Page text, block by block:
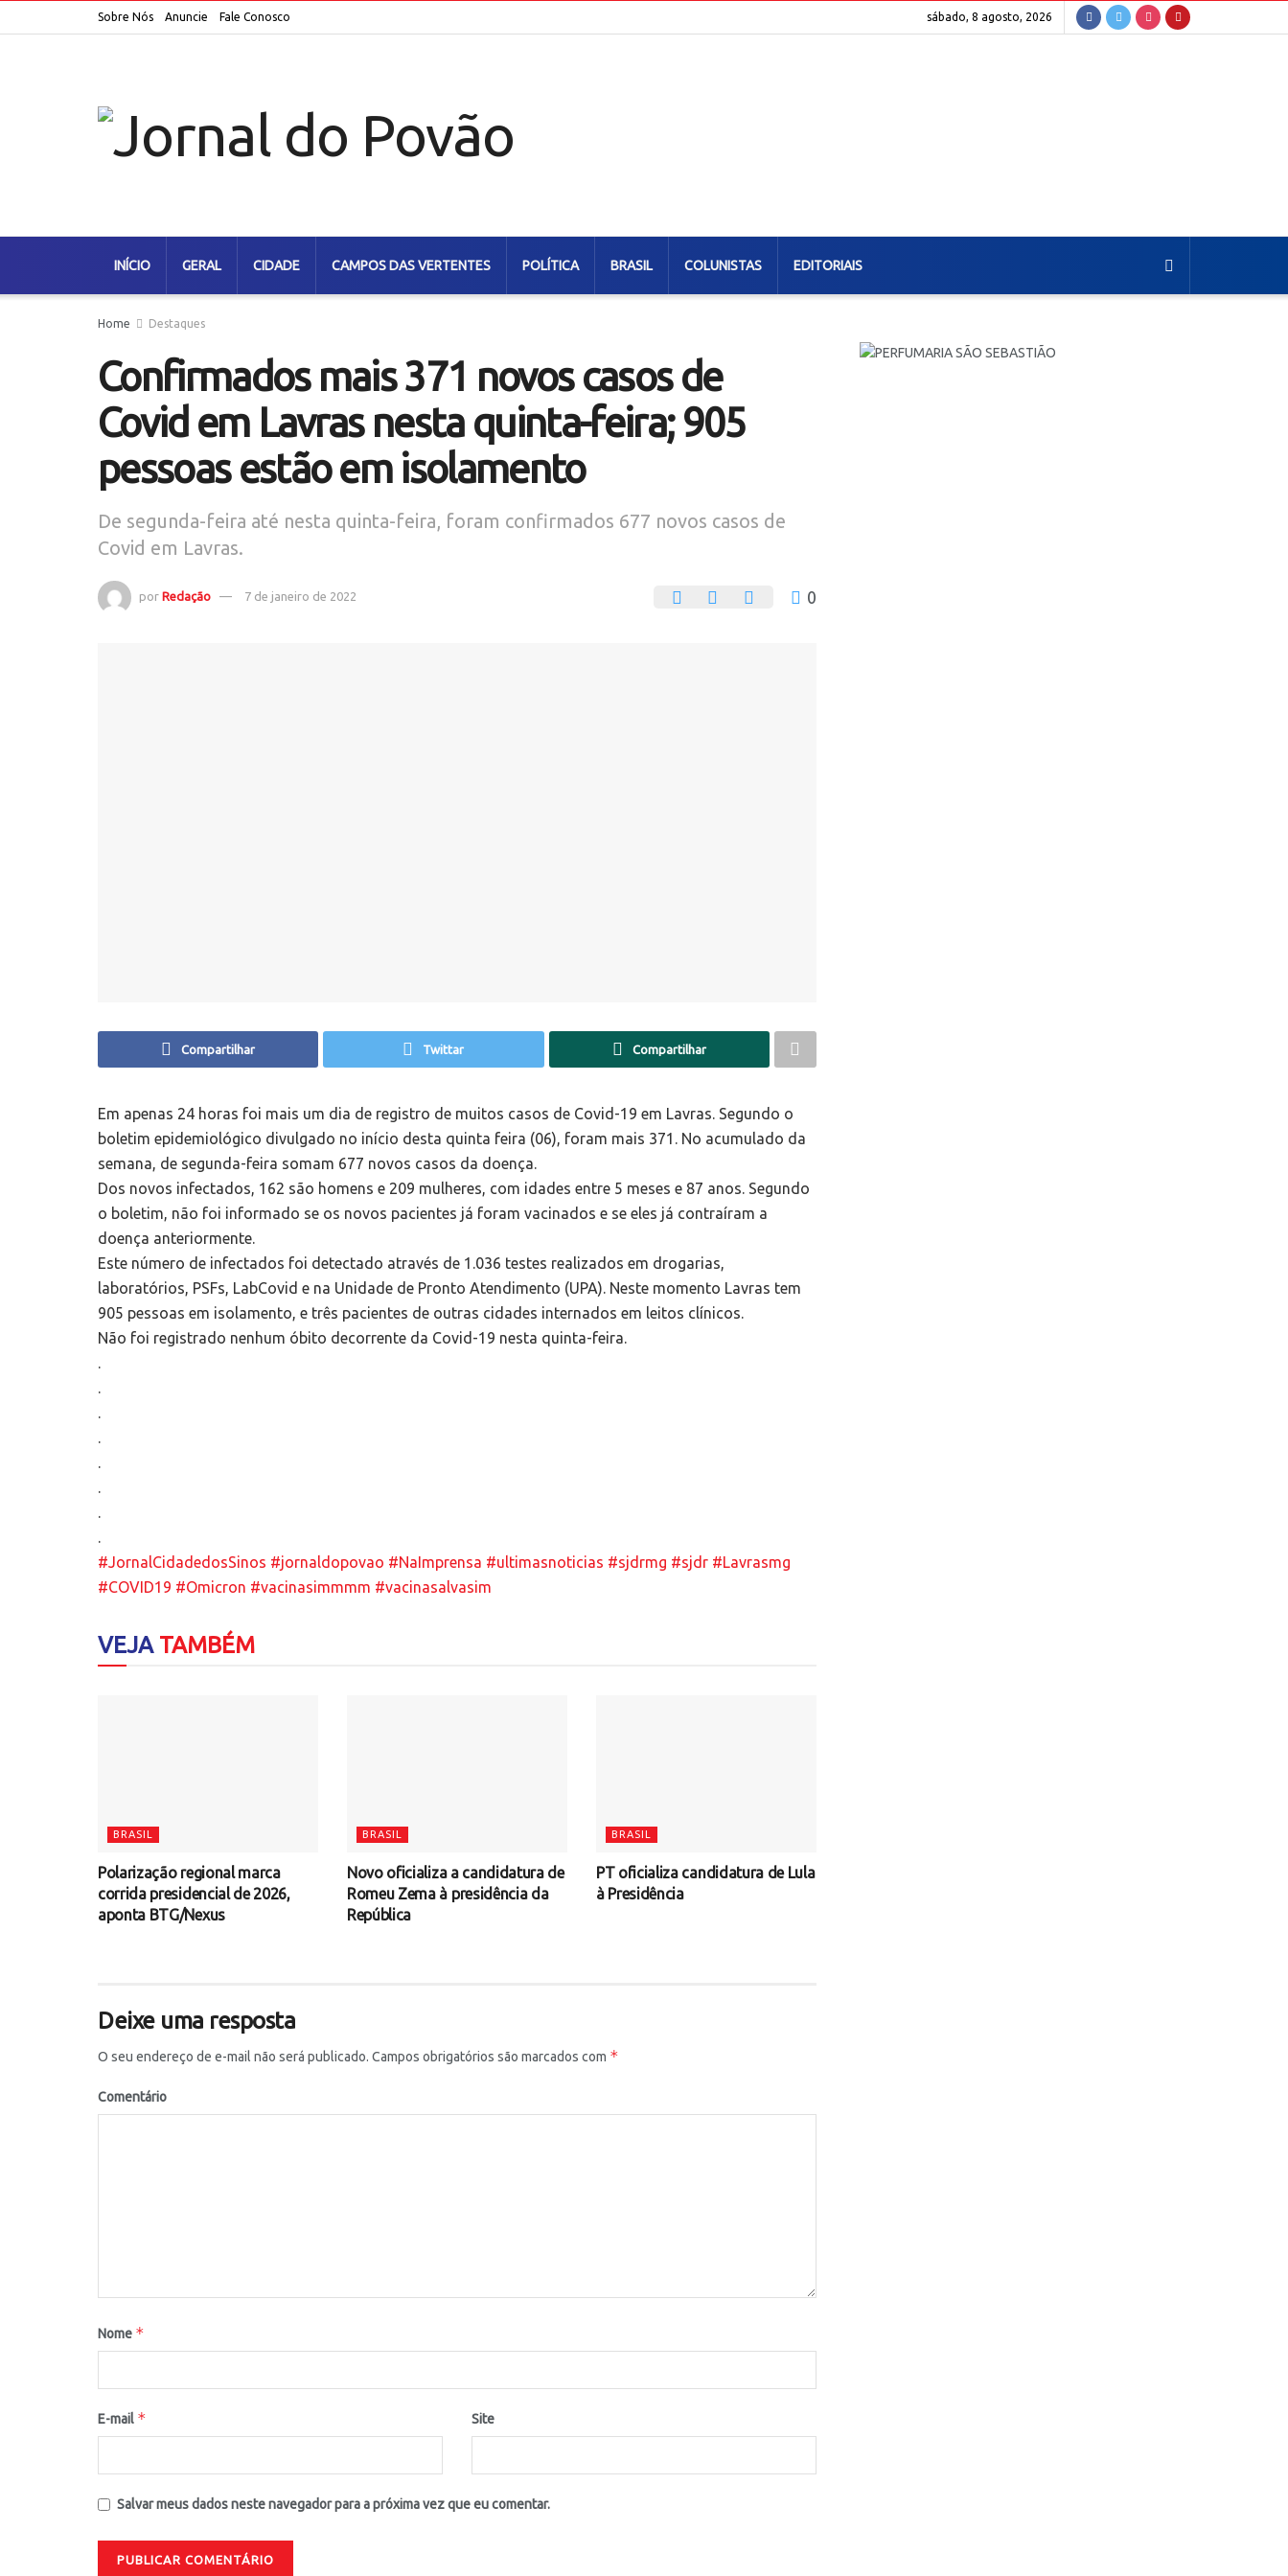
Sobre Nós Anuncie Fale Conosco sábado, 8 agosto, 2026
INÍCIO GERAL CIDADE CAMPOS DAS VERTENTES POLÍTICA BRASIL COLUNISTAS EDITORIAIS
Home Destaques
Confirmados mais 371 novos casos de
Covid em Lavras nesta quinta-feira; 905
pessoas estão em isolamento
De segunda-feira até nesta quinta-feira, foram confirmados 677 novos casos de
Covid em Lavras.
por Redação 7 de janeiro de 2022 0
Compartilhar Twittar Compartilhar
Em apenas 24 horas foi mais um dia de registro de muitos casos de Covid-19 em Lavras. Segundo o
boletim epidemiológico divulgado no início desta quinta feira (06), foram mais 371. No acumulado da
semana, de segunda-feira somam 677 novos casos da doença.
Dos novos infectados, 162 são homens e 209 mulheres, com idades entre 5 meses e 87 anos. Segundo
o boletim, não foi informado se os novos pacientes já foram vacinados e se eles já contraíram a
doença anteriormente.
Este número de infectados foi detectado através de 1.036 testes realizados em drogarias,
laboratórios, PSFs, LabCovid e na Unidade de Pronto Atendimento (UPA). Neste momento Lavras tem
905 pessoas em isolamento, e três pacientes de outras cidades internados em leitos clínicos.
Não foi registrado nenhum óbito decorrente da Covid-19 nesta quinta-feira.
.
.
.
.
.
.
.
.
#JornalCidadedosSinos #jornaldopovao #NaImprensa #ultimasnoticias #sjdrmg #sjdr #Lavrasmg
#COVID19 #Omicron #vacinasimmmm #vacinasalvasim
VEJATAMBÉM
BRASIL
Polarização regional marca
corrida presidencial de 2026,
aponta BTG/Nexus
BRASIL
Novo oficializa a candidatura de
Romeu Zema à presidência da
República
BRASIL
PT oficializa candidatura de Lula
à Presidência
Deixe uma resposta
O seu endereço de e-mail não será publicado. Campos obrigatórios são marcados com *
Comentário
Nome *
E-mail * Site
Salvar meus dados neste navegador para a próxima vez que eu comentar.